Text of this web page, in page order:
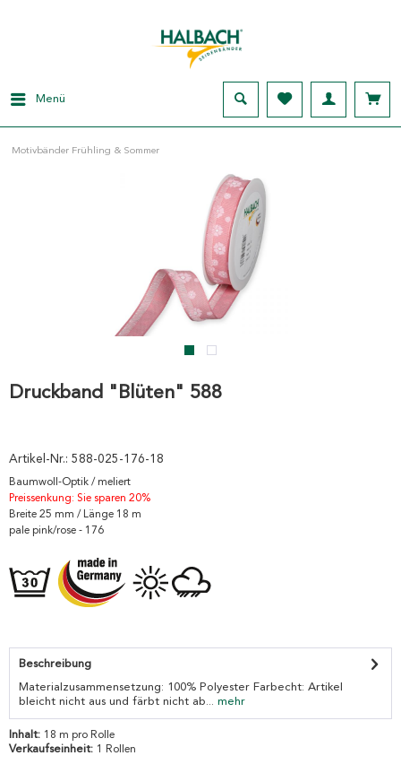
Menü
Motivbänder Frühling & Sommer
Druckband "Blüten" 588
Artikel-Nr.: 588-025-176-18
Baumwoll-Optik / meliert
Preissenkung: Sie sparen 20%
Breite 25 mm / Länge 18 m
pale pink/rose - 176
Beschreibung
Materialzusammensetzung: 100% Polyester Farbecht: Artikel
bleicht nicht aus und färbt nicht ab... mehr
Inhalt: 18 m pro Rolle
Verkaufseinheit: 1 Rollen